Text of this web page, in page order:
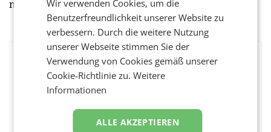
nachgeschminkt werden.
BEWERTEN SIE DIESEN ARTIKEL
MessengerWhatsAppLinkedInXING Teilen
Wir verwenden Cookies, um die
Benutzerfreundlichkeit unserer Website zu
verbessern. Durch die weitere Nutzung
unserer Webseite stimmen Sie der
Verwendung von Cookies gemäß unserer
Cookie-Richtlinie zu.Weitere
Informationen
ALLE AKZEPTIEREN